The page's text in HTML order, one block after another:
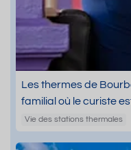
Les thermes de
familial où le curiste
Vie des stations thermales